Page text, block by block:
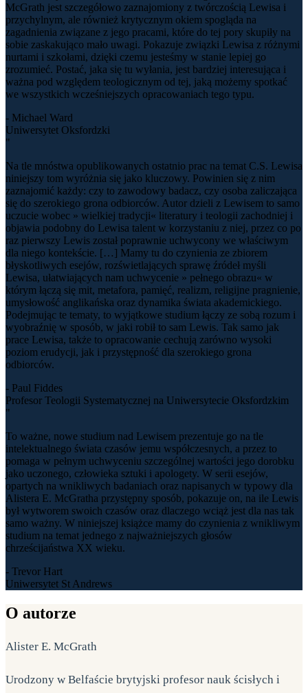
McGrath jest szczegółowo zaznajomiony z twórczością Lewisa i
przychylnym, ale również krytycznym okiem spogląda na
zagadnienia związane z jego pracami, które do tej pory skupiły na
sobie zaskakująco mało uwagi. Pokazuje związki Lewisa z różnymi
nurtami i szkołami, dzięki czemu jesteśmy w stanie lepiej go
zrozumieć. Postać, jaka się tu wyłania, jest bardziej interesująca i
ważna pod względem teologicznym od tej, jaką możemy spotkać
we wszystkich wcześniejszych opracowaniach tego typu.
- Michael Ward
Uniwersytet Oksfordzki
"
Na tle mnóstwa opublikowanych ostatnio prac na temat C.S. Lewisa
niniejszy tom wyróżnia się jako kluczowy. Powinien się z nim
zaznajomić każdy: czy to zawodowy badacz, czy osoba zaliczająca
się do szerokiego grona odbiorców. Autor dzieli z Lewisem to samo
uczucie wobec » wielkiej tradycji« literatury i teologii zachodniej i
objawia podobny do Lewisa talent w korzystaniu z niej, przez co po
raz pierwszy Lewis został poprawnie uchwycony we właściwym
dla niego kontekście. […] Mamy tu do czynienia ze zbiorem
błyskotliwych esejów, rozświetlających sprawę źródeł myśli
Lewisa, ułatwiających nam uchwycenie » pełnego obrazu« w
którym łączą się mit, metafora, pamięć, realizm, religijne pragnienie,
umysłowość anglikańska oraz dynamika świata akademickiego.
Podejmując te tematy, to wyjątkowe studium łączy ze sobą rozum i
wyobraźnię w sposób, w jaki robił to sam Lewis. Tak samo jak
prace Lewisa, także to opracowanie cechują zarówno wysoki
poziom erudycji, jak i przystępność dla szerokiego grona
odbiorców.
- Paul Fiddes
Profesor Teologii Systematycznej na Uniwersytecie Oksfordzkim
"
To ważne, nowe studium nad Lewisem prezentuje go na tle
intelektualnego świata czasów jemu współczesnych, a przez to
pomaga w pełnym uchwyceniu szczególnej wartości jego dorobku
jako uczonego, człowieka sztuki i apologety. W serii esejów,
opartych na wnikliwych badaniach oraz napisanych w typowy dla
Alistera E. McGratha przystępny sposób, pokazuje on, na ile Lewis
był wytworem swoich czasów oraz dlaczego wciąż jest dla nas tak
samo ważny. W niniejszej książce mamy do czynienia z wnikliwym
studium na temat jednego z najważniejszych głosów
chrześcijaństwa XX wieku.
- Trevor Hart
Uniwersytet St Andrews
O autorze
Alister E. McGrath
Urodzony w Belfaście brytyjski profesor nauk ścisłych i